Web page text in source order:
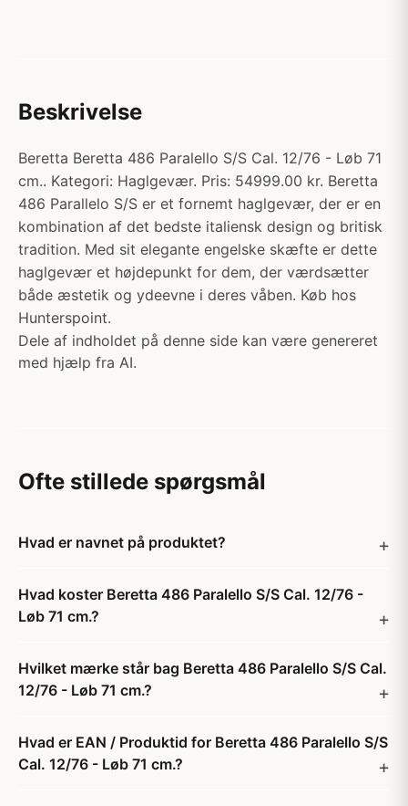
Beskrivelse
Beretta Beretta 486 Paralello S/S Cal. 12/76 - Løb 71
cm.. Kategori: Haglgevær. Pris: 54999.00 kr. Beretta
486 Parallelo S/S er et fornemt haglgevær, der er en
kombination af det bedste italiensk design og britisk
tradition. Med sit elegante engelske skæfte er dette
haglgevær et højdepunkt for dem, der værdsætter
både æstetik og ydeevne i deres våben. Køb hos
Hunterspoint.
Dele af indholdet på denne side kan være genereret
med hjælp fra AI.
Ofte stillede spørgsmål
Hvad er navnet på produktet?
Hvad koster Beretta 486 Paralello S/S Cal. 12/76 -
Løb 71 cm.?
Hvilket mærke står bag Beretta 486 Paralello S/S Cal.
12/76 - Løb 71 cm.?
Hvad er EAN / Produktid for Beretta 486 Paralello S/S
Cal. 12/76 - Løb 71 cm.?